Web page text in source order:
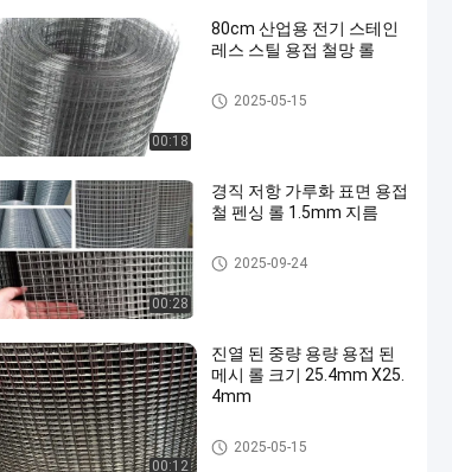
00:18
80cm 산업용 전기 스테인
레스 스틸 용접 철망 롤
용접된 메쉬롤
2025-05-15
00:28
경직 저항 가루화 표면 용접
철 펜싱 롤 1.5mm 지름
용접된 메쉬롤
2025-09-24
00:12
진열 된 중량 용량 용접 된
메시 롤 크기 25.4mm X25.
4mm
용접된 메쉬롤
2025-05-15